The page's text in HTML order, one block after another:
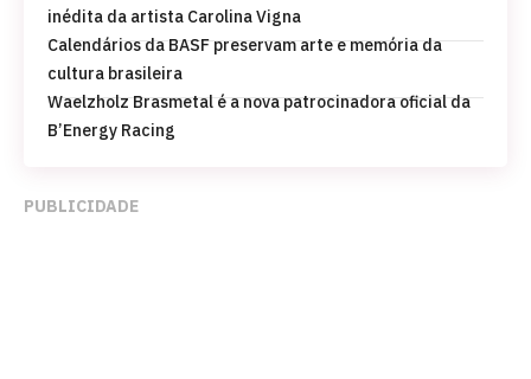
inédita da artista Carolina Vigna
Calendários da BASF preservam arte e memória da
cultura brasileira
Waelzholz Brasmetal é a nova patrocinadora oficial da
B’Energy Racing
PUBLICIDADE